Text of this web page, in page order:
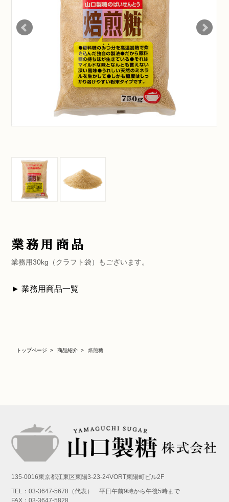
業務用商品
業務用30kg（クラフト袋）もございます。
► 業務用商品一覧
トップページ 商品紹介 焙煎糖
135-0016東京都江東区東陽3-23-24VORT東陽町ビル2F
TEL：03-3647-5678（代表） 平日午前9時から午後5時まで
FAX：03-3647-5828